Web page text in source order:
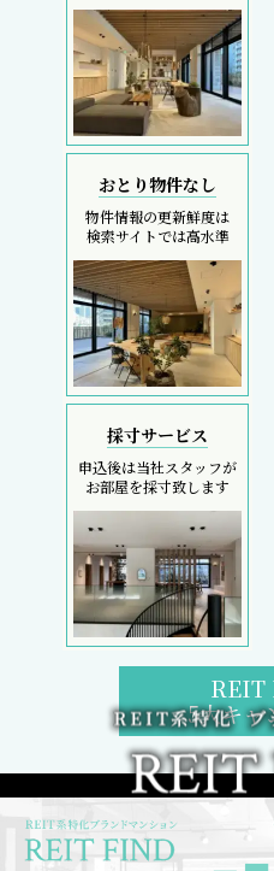
おとり物件なし
物件情報の更新鮮度は
検索サイトでは高水準
採寸サービス
申込後は当社スタッフが
お部屋を採寸致します
REIT
5大キャ